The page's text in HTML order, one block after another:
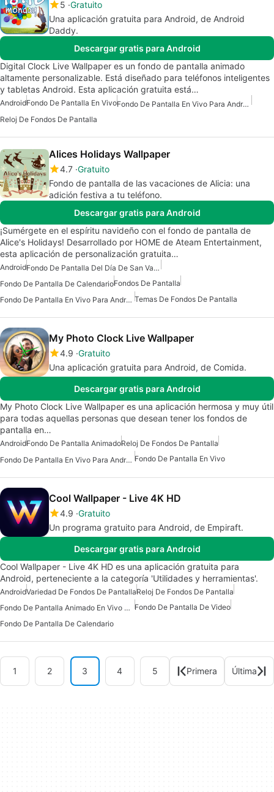
5 Gratuito
Una aplicación gratuita para Android, de Android
Daddy.
Descargar gratis para Android
Digital Clock Live Wallpaper es un fondo de pantalla animado
altamente personalizable. Está diseñado para teléfonos inteligentes
y tabletas Android. Esta aplicación gratuita está…
AndroidFondo De Pantalla En Vivo
Fondo De Pantalla En Vivo Para Android
Reloj De Fondos De Pantalla
Alices Holidays Wallpaper
4.7 Gratuito
Fondo de pantalla de las vacaciones de Alicia: una
adición festiva a tu teléfono.
Descargar gratis para Android
¡Sumérgete en el espíritu navideño con el fondo de pantalla de
Alice's Holidays! Desarrollado por HOME de Ateam Entertainment,
esta aplicación de personalización gratuita…
Android
Fondo De Pantalla Del Día De San Valentín
Fondo De Pantalla De CalendarioFondos De Pantalla
Fondo De Pantalla En Vivo Para Android Temas De Fondos De Pantalla
My Photo Clock Live Wallpaper
4.9 Gratuito
Una aplicación gratuita para Android, de Comida.
Descargar gratis para Android
My Photo Clock Live Wallpaper es una aplicación hermosa y muy útil
para todas aquellas personas que desean tener los fondos de
pantalla en…
AndroidFondo De Pantalla AnimadoReloj De Fondos De Pantalla
Fondo De Pantalla En Vivo Para Android Fondo De Pantalla En Vivo
Cool Wallpaper - Live 4K HD
4.9 Gratuito
Un programa gratuito para Android, de Empiraft.
Descargar gratis para Android
Cool Wallpaper - Live 4K HD es una aplicación gratuita para
Android, perteneciente a la categoría 'Utilidades y herramientas'.
AndroidVariedad De Fondos De PantallaReloj De Fondos De Pantalla
Fondo De Pantalla Animado En Vivo Para Android Fondo De Pantalla De Video
Fondo De Pantalla De Calendario
1 2 3 4 5 Primera Última